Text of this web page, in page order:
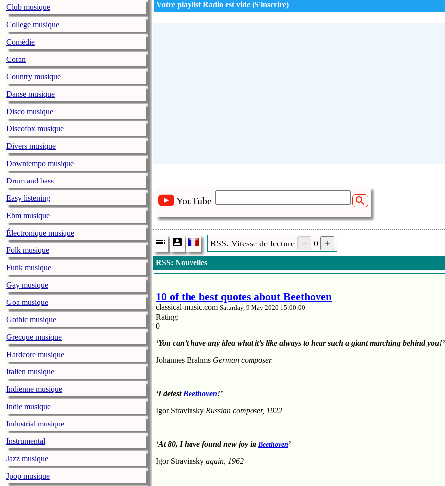
Club musique
College musique
Comédie
Coran
Country musique
Danse musique
Disco musique
Discofox musique
Divers musique
Downtempo musique
Drum and bass
Easy listening
Ebm musique
Électronique musique
Folk musique
Funk musique
Gay musique
Goa musique
Gothic musique
Grecque musique
Hardcore musique
Italien musique
Indienne musique
Indie musique
Industrial musique
Instrumental
Jazz musique
Jpop musique
Votre playlist Radio est vide (S'inscrire)
YouTube
RSS: Vitesse de lecture 0
RSS: Nouvelles
10 of the best quotes about Beethoven
classical-music.com Saturday, 9 May 2020 15:00:00
Rating:
0
‘You can’t have any idea what it’s like always to hear such a giant marching behind you!’
Johannes Brahms German composer
‘I detest Beethoven!’
Igor Stravinsky Russian composer, 1922
‘At 80, I have found new joy in Beethoven’
Igor Stravinsky again, 1962